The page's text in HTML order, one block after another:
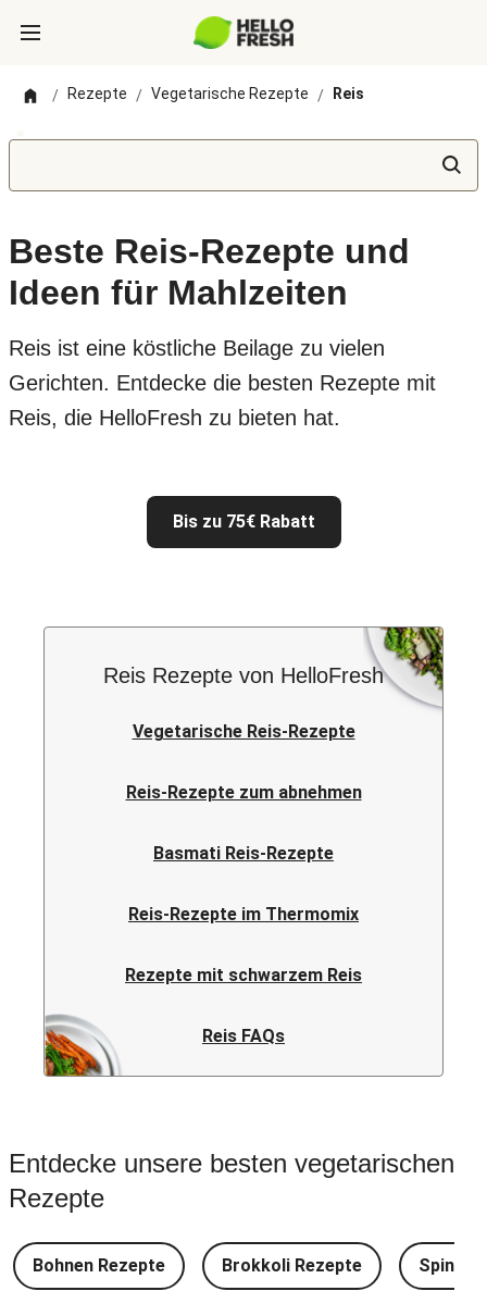
/ Rezepte / Vegetarische Rezepte / Reis
Beste Reis-Rezepte und
Ideen für Mahlzeiten
Reis ist eine köstliche Beilage zu vielen
Gerichten. Entdecke die besten Rezepte mit
Reis, die HelloFresh zu bieten hat.
Bis zu 75€ Rabatt
Reis Rezepte von HelloFresh
Vegetarische Reis-Rezepte
Reis-Rezepte zum abnehmen
Basmati Reis-Rezepte
Reis-Rezepte im Thermomix
Rezepte mit schwarzem Reis
Reis FAQs
Entdecke unsere besten vegetarischen
Rezepte
Bohnen Rezepte Brokkoli Rezepte Spinat